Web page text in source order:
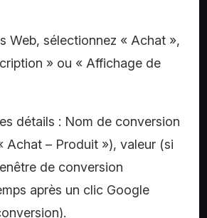
Web, sélectionnez « Achat »,
» ou « Affichage de
détails : Nom de conversion
Achat – Produit »), valeur (si
de conversion
après un clic Google